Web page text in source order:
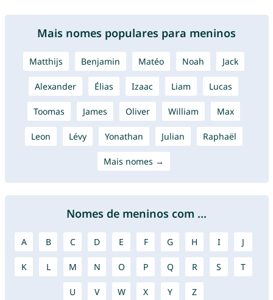
Mais nomes populares para meninos
Matthijs Benjamin Matéo Noah Jack
Alexander Élias Izaac Liam Lucas
Toomas James Oliver William Max
Leon Lévy Yonathan Julian Raphaël
Mais nomes →
Nomes de meninos com ...
A B C D E F G H I J
K L M N O P Q R S T
U V W X Y Z